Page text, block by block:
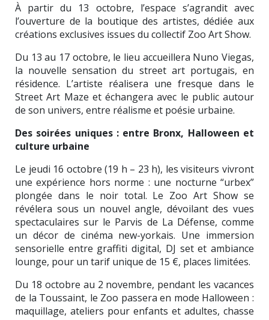
À partir du 13 octobre, l’espace s’agrandit avec
l’ouverture de la boutique des artistes, dédiée aux
créations exclusives issues du collectif Zoo Art Show.
Du 13 au 17 octobre, le lieu accueillera Nuno Viegas,
la nouvelle sensation du street art portugais, en
résidence. L’artiste réalisera une fresque dans le
Street Art Maze et échangera avec le public autour
de son univers, entre réalisme et poésie urbaine.
Des soirées uniques : entre Bronx, Halloween et
culture urbaine
Le jeudi 16 octobre (19 h – 23 h), les visiteurs vivront
une expérience hors norme : une nocturne “urbex”
plongée dans le noir total. Le Zoo Art Show se
révélera sous un nouvel angle, dévoilant des vues
spectaculaires sur le Parvis de La Défense, comme
un décor de cinéma new-yorkais. Une immersion
sensorielle entre graffiti digital, DJ set et ambiance
lounge, pour un tarif unique de 15 €, places limitées.
Du 18 octobre au 2 novembre, pendant les vacances
de la Toussaint, le Zoo passera en mode Halloween :
maquillage, ateliers pour enfants et adultes, chasse